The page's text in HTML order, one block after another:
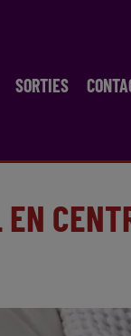
SORTIES
EN